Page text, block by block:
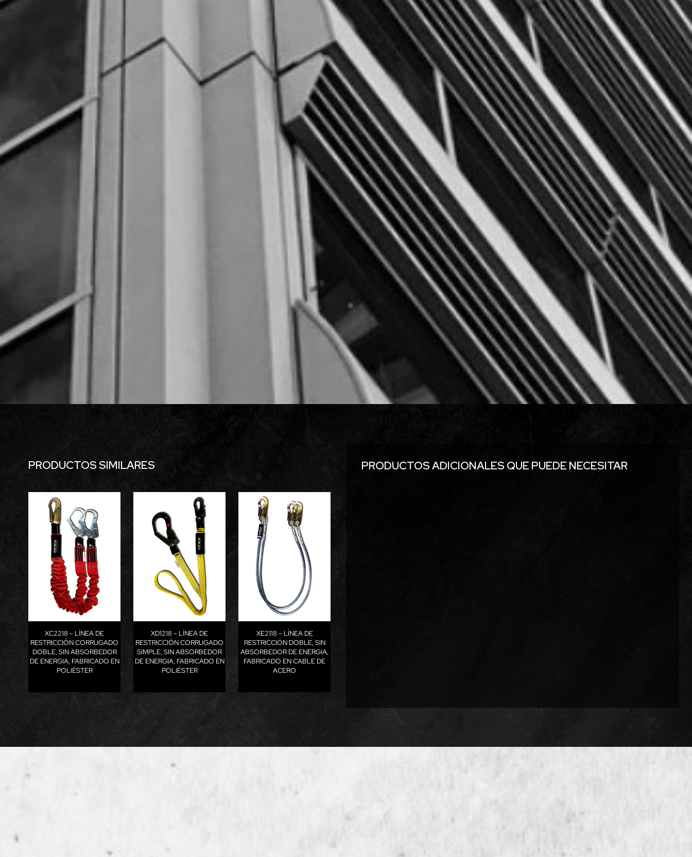
PRODUCTOS SIMILARES
XC2218 – LÍNEA DE
RESTRICCIÓN CORRUGADO
DOBLE, SIN ABSORBEDOR
DE ENERGIA, FABRICADO EN
POLIÉSTER
XD1218 – LÍNEA DE
RESTRICCIÓN CORRUGADO
SIMPLE, SIN ABSORBEDOR
DE ENERGIA, FABRICADO EN
POLIÉSTER
XE2118 – LÍNEA DE
RESTRICCIÓN DOBLE, SIN
ABSORBEDOR DE ENERGIA,
FABRICADO EN CABLE DE
ACERO
PRODUCTOS ADICIONALES QUE PUEDE NECESITAR